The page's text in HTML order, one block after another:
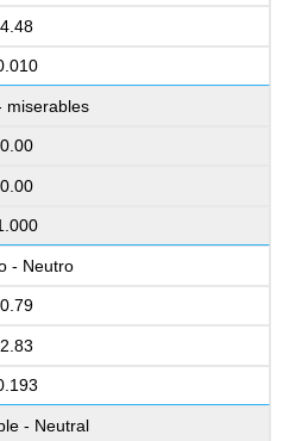
4.48
miserables
0.00
0.00
- Neutro
0.79
2.83
- Neutral